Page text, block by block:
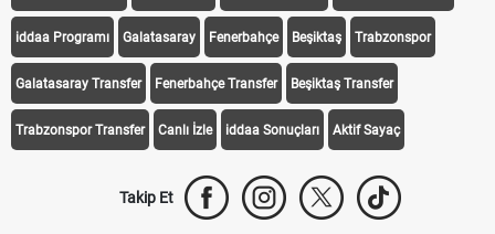
iddaa Programı Galatasaray Fenerbahçe Beşiktaş Trabzonspor
Galatasaray Transfer Fenerbahçe Transfer Beşiktaş Transfer
Trabzonspor Transfer Canlı İzle iddaa Sonuçları Aktif Sayaç
Takip Et